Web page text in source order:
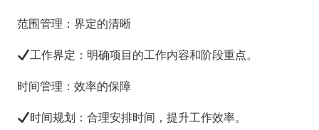
范围管理：界定的清晰
工作界定：明确项目的工作内容和阶段重点。
时间管理：效率的保障
时间规划：合理安排时间，提升工作效率。